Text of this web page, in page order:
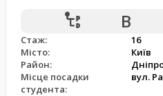
B
Стаж:
16
Місто:
Київ
Район:
Місце посадки
студента:
вул.